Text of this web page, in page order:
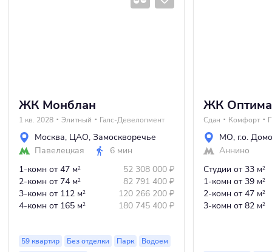
ЖК Монблан
1 кв. 2028 Элитный Галс-Девелопмент
Москва, ЦАО, Замоскворечье
Павелецкая
6 мин
1-комн от 47 м2 52 308 000 ₽
2-комн от 74 м2 82 791 400 ₽
3-комн от 112 м2 120 266 200 ₽
4-комн от 165 м2 180 745 400 ₽
59 квартир Без отделки Парк
Водоем
ЖК Оптима
Сдан Комфорт
МО, г.о.
Аннино
Студии от 33 м2
1-комн от 39 м2
2-комн от 47 м2
3-комн от 82 м2